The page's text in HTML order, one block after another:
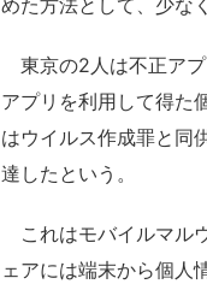
めた方法として、少な
東京の2人は不正ア
アプリを利用して得た
はウイルス作成罪と同
達したという。
これはモバイルマル
ェアには端末から個人